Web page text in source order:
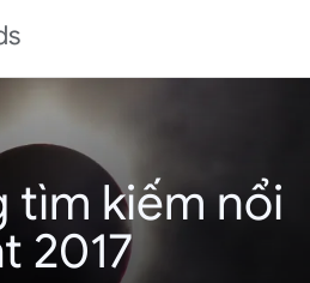
tìm kiếm nổi
2017